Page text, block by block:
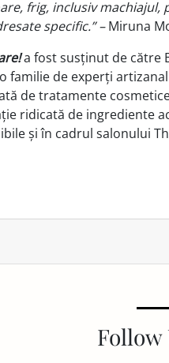
frig, inclusiv machiajul,
specific.” –Miruna
a fost susținut de către
familie de experți
de tratamente
ridicată de ingrediente
și în cadrul salonului
Follow